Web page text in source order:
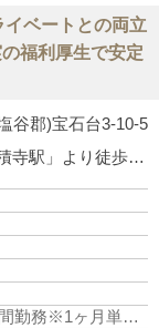
ベートとの両立
福利厚生で安定
谷郡)宝石台3-10-5
JR宇都宮線「宝積寺駅」より徒歩20分
勤務※1ヶ月単位の変形労働制